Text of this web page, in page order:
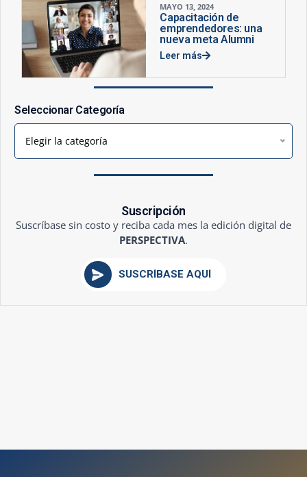
MAYO 13, 2024
Capacitación de
emprendedores: una
nueva meta Alumni
Leer más
Seleccionar Categoría
Elegir la categoría
Suscripción
Suscríbase sin costo y reciba cada mes la edición digital de
PERSPECTIVA.
SUSCRÍBASE AQUÍ